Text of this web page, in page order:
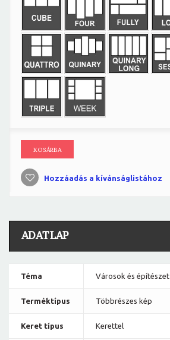
KOSÁRBA
Hozzáadás a kívánságlistához
ADATLAP
Téma Városok és építészet
Terméktípus Többrészes kép
Keret típus Kerettel